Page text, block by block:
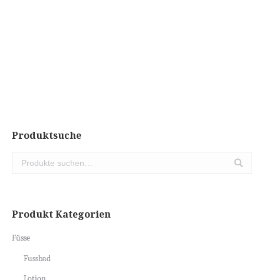
Produktsuche
Produkt Kategorien
Füsse
Fussbad